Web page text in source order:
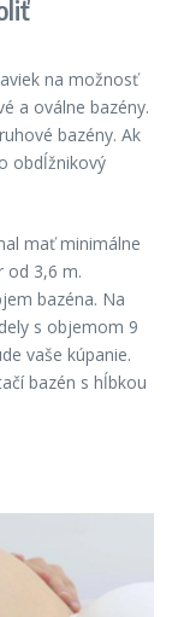
na možnosť
a oválne bazény.
bazény. Ak
obdĺžnikový
mať minimálne
od 3,6 m.
bazéna. Na
s objemom 9
vaše kúpanie.
bazén s hĺbkou